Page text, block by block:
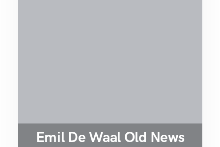
Emil De Waal Old News